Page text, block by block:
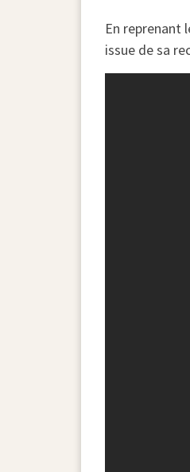
En reprenant
issue de sa